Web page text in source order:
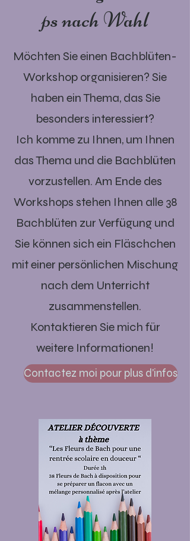
ps nach Wahl
Möchten Sie einen Bachblüten-
Workshop organisieren? Sie
haben ein Thema, das Sie
besonders interessiert?
Ich komme zu Ihnen, um Ihnen
das Thema und die Bachblüten
vorzustellen. Am Ende des
Workshops stehen Ihnen alle 38
Bachblüten zur Verfügung und
Sie können sich ein Fläschchen
mit einer persönlichen Mischung
nach dem Unterricht
zusammenstellen.
Kontaktieren Sie mich für
weitere Informationen!
Contactez moi pour plus d'infos